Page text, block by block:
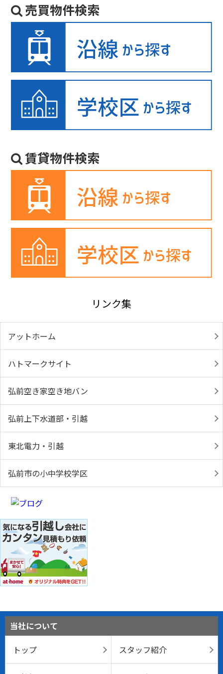
売買物件検索
賃貸物件検索
リンク集
アットホーム
ハトマークサイト
弘前空き家空き地バン
弘前上下水道部・引越
東北電力・引越
弘前市の小中学校学区
当社について
トップ
スタッフ紹介